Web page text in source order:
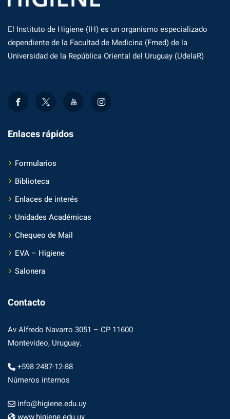
El Instituto de Higiene (IH) es un organismo especializado
dependiente de la Facultad de Medicina (Fmed) de la
Universidad de la República Oriental del Uruguay (UdelaR)
Enlaces rápidos
Formularios
Biblioteca
Enlaces de interés
Unidades Académicas
Chequeo de Mail
EVA – Higiene
Salonera
Contacto
Av Alfredo Navarro 3051 – CP 11600
Montevideo, Uruguay.
+598 2487-12-88
Números internos
info@higiene.edu.uy